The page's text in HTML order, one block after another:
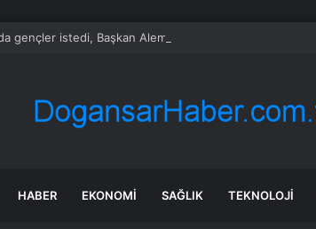
gençler istedi, Başkan Alemdar talimat verdi
HABER EKONOMI SAĞLIK TEKNOLOJI